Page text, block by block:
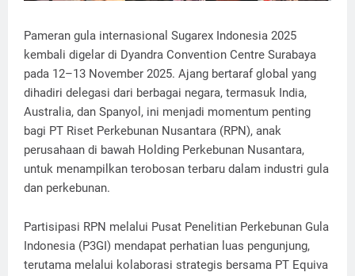
Pameran gula internasional Sugarex Indonesia 2025
kembali digelar di Dyandra Convention Centre Surabaya
pada 12–13 November 2025. Ajang bertaraf global yang
dihadiri delegasi dari berbagai negara, termasuk India,
Australia, dan Spanyol, ini menjadi momentum penting
bagi PT Riset Perkebunan Nusantara (RPN), anak
perusahaan di bawah Holding Perkebunan Nusantara,
untuk menampilkan terobosan terbaru dalam industri gula
dan perkebunan.
Partisipasi RPN melalui Pusat Penelitian Perkebunan Gula
Indonesia (P3GI) mendapat perhatian luas pengunjung,
terutama melalui kolaborasi strategis bersama PT Equiva